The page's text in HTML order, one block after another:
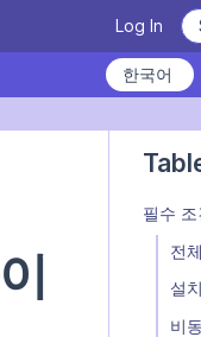
Celebrates Pixel
Breakout Hit with
Log In
필수 조
전
설치
비